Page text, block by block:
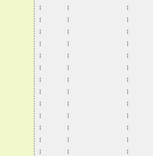
¦       ¦                ¦
¦       ¦                ¦
¦       ¦                ¦
¦       ¦                ¦
¦       ¦                ¦
¦       ¦                ¦
¦       ¦                ¦
¦       ¦                ¦
¦       ¦                ¦
¦       ¦                ¦
¦       ¦                ¦
¦       ¦                ¦
¦       ¦                ¦